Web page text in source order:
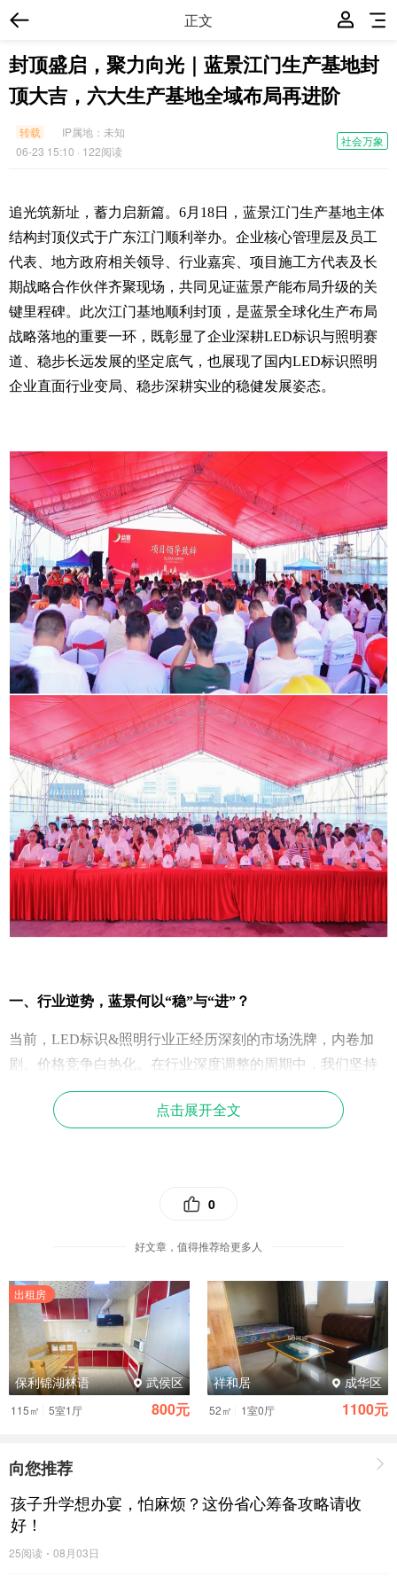
正文
封顶盛启，聚力向光｜蓝景江门生产基地封
顶大吉，六大生产基地全域布局再进阶
社会万象
转载 IP属地： 未知
06-23 15:10 · 122阅读
追光筑新址，蓄力启新篇。6月18日，蓝景江门生产基地主体
结构封顶仪式于广东江门顺利举办。企业核心管理层及员工
代表、地方政府相关领导、行业嘉宾、项目施工方代表及长
期战略合作伙伴齐聚现场，共同见证蓝景产能布局升级的关
键里程碑。此次江门基地顺利封顶，是蓝景全球化生产布局
战略落地的重要一环，既彰显了企业深耕LED标识与照明赛
道、稳步长远发展的坚定底气，也展现了国内LED标识照明
企业直面行业变局、稳步深耕实业的稳健发展姿态。
一、行业逆势，蓝景何以“稳”与“进”？
当前，LED标识&照明行业正经历深刻的市场洗牌，内卷加
剧、价格竞争白热化。在行业深度调整的周期中，我们坚持
长期主义发展战略，不惧短期市场波动，逆势推进产能扩
张，发展势头稳健强劲。我们以一座4.5万平方米的新基地，
截至目前，我们在国内外已拥有6大自有生产基地，除本次封
顶的江门基地外，越南海防生产基地已于2024年5月正式投
新基地。而江门基地，无疑是蓝景全产业链版图中最具战略
意义的一块拼图。
点击展开全文
0
好文章，值得推荐给更多人
出租房
保利锦湖林语 武侯区
115㎡ 5室1厅 800元
祥和居 成华区
52㎡ 1室0厅 1100元
向您推荐
孩子升学想办宴，怕麻烦？这份省心筹备攻略请收
好！
25阅读 08月03日